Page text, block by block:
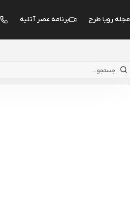
مجله رویا طرح برنامه عصر آتلیه